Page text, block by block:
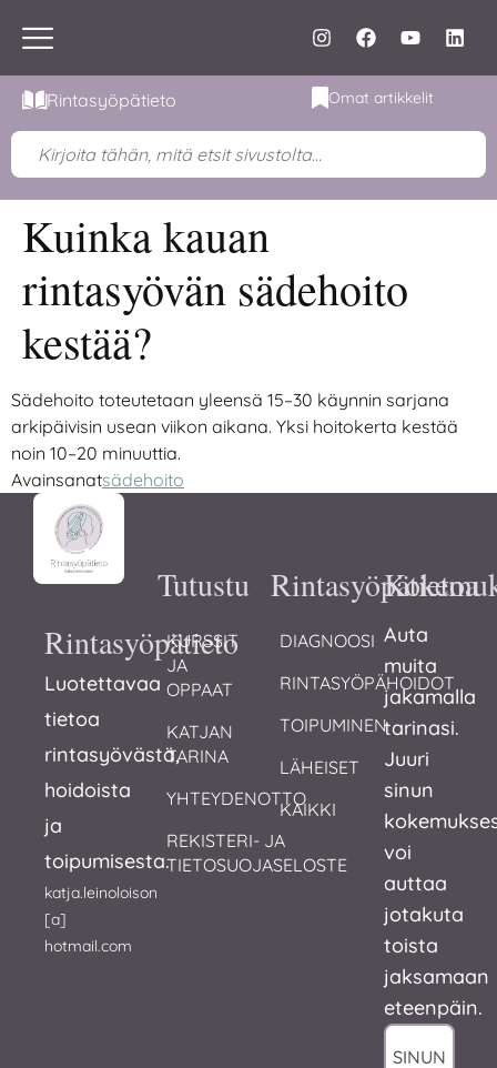
Rintasyöpätieto Omat artikkelit
Kuinka kauan
rintasyövän sädehoito
kestää?
Sädehoito toteutetaan yleensä 15–30 käynnin sarjana
arkipäivisin usean viikon aikana. Yksi hoitokerta kestää
noin 10–20 minuuttia.
Avainsanatsädehoito
Rintasyöpätieto
Luotettavaa
tietoa
rintasyövästä,
hoidoista
ja
toipumisesta.
katja.leinoloison
[a]
hotmail.com
Tutustu
KURSSIT
JA
OPPAAT
KATJAN
TARINA
YHTEYDENOTTO
REKISTERI- JA
TIETOSUOJASELOSTE
Rintasyöpätietoa
DIAGNOOSI
RINTASYÖPÄHOIDOT
TOIPUMINEN
LÄHEISET
KAIKKI
Auta
muita
jakamalla
tarinasi.
Juuri
sinun
voi
auttaa
jotakuta
toista
jaksamaan
eteenpäin.
SINUN